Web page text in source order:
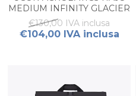
MEDIUM INFINITY GLACIER
GREY-DARK ROSE
€130,00 IVA inclusa
€104,00 IVA inclusa